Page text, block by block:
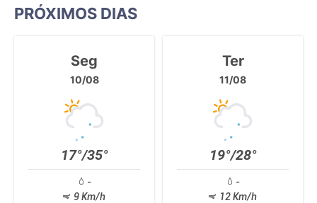
PRÓXIMOS DIAS
Seg
10/08
17°/35°
-
9 Km/h
Ter
11/08
19°/28°
-
12 Km/h